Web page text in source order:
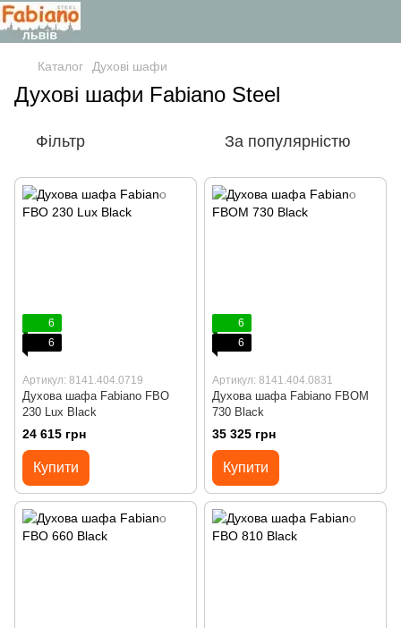
Каталог Духові шафи
Духові шафи Fabiano Steel
Фільтр За популярністю
6
6
Артикул: 8141.404.0719
Духова шафа Fabiano FBO
230 Lux Black
24 615 грн
Купити
6
6
Артикул: 8141.404.0831
Духова шафа Fabiano FBOM
730 Black
35 325 грн
Купити